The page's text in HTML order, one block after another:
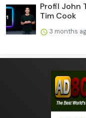
Profil John
Tim Cook
3 months